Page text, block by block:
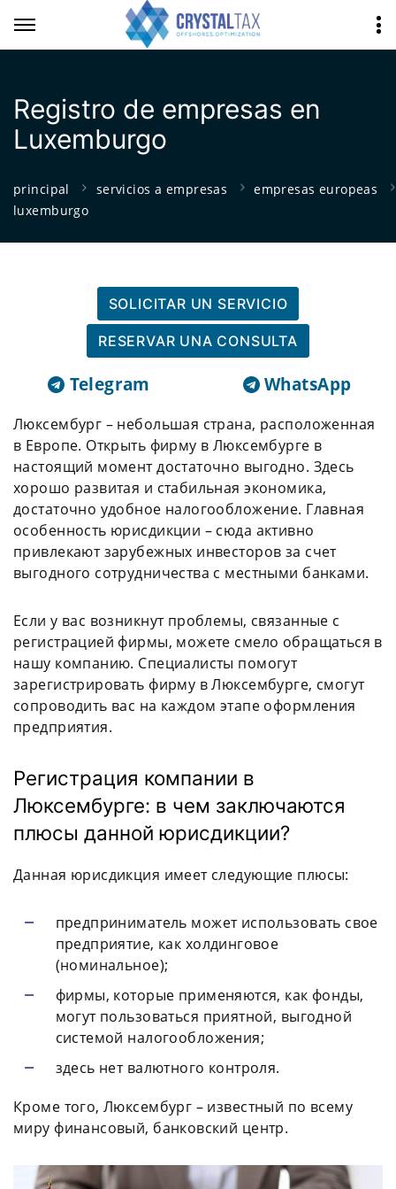
Registro de empresas en
Luxemburgo
principal servicios a empresas
empresas europeas
luxemburgo
SOLICITAR UN SERVICIO
RESERVAR UNA CONSULTA
Telegram WhatsApp
Люксембург – небольшая страна, расположенная
в Европе. Открыть фирму в Люксембурге в
настоящий момент достаточно выгодно. Здесь
хорошо развитая и стабильная экономика,
достаточно удобное налогообложение. Главная
особенность юрисдикции – сюда активно
привлекают зарубежных инвесторов за счет
выгодного сотрудничества с местными банками.
Если у вас возникнут проблемы, связанные с
регистрацией фирмы, можете смело обращаться в
нашу компанию. Специалисты помогут
зарегистрировать фирму в Люксембурге, смогут
сопроводить вас на каждом этапе оформления
предприятия.
Регистрация компании в
Люксембурге: в чем заключаются
плюсы данной юрисдикции?
Данная юрисдикция имеет следующие плюсы:
предприниматель может использовать свое
предприятие, как холдинговое
(номинальное);
фирмы, которые применяются, как фонды,
могут пользоваться приятной, выгодной
системой налогообложения;
здесь нет валютного контроля.
Кроме того, Люксембург – известный по всему
миру финансовый, банковский центр.